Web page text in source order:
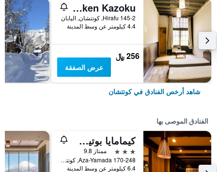
Boken Kazoku
Hirafu 145-2, كوتتشان, اليابان
4.4 كيلومتر عن وسط المدينة
256 ﷼
عرض الصفقة
شاهد أرخص الفنادق في كوتتشان
الفنادق الموصى بها
كيمامايا بوتيك هوتل
3 نجوم
ممتاز 9.8
170-248 Aza-Yamada, كوتتشان, اليابان
6.4 كيلومتر عن وسط المدينة